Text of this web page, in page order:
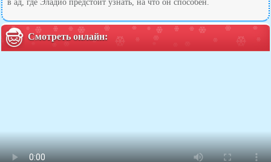
в ад, где Эладио предстоит узнать, на что он способен.
Смотреть онлайн: